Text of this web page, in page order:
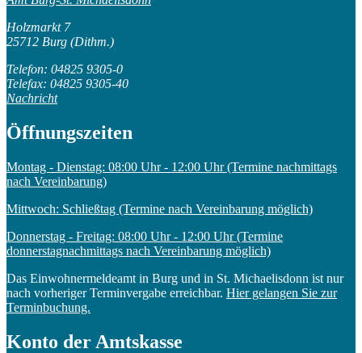
Holzmarkt 7
25712 Burg (Dithm.)
Telefon: 04825 9305-0
Telefax: 04825 9305-40
Nachricht
Öffnungszeiten
Montag - Dienstag: 08:00 Uhr - 12:00 Uhr (Termine nachmittags
nach Vereinbarung)
Mittwoch: Schließtag (Termine nach Vereinbarung möglich)
Donnerstag - Freitag: 08:00 Uhr - 12:00 Uhr (Termine
donnerstagnachmittags nach Vereinbarung möglich)
Das Einwohnermeldeamt in Burg und in St. Michaelisdonn ist nur
nach vorheriger Terminvergabe erreichbar. Hier gelangen Sie zur
Terminbuchung.
Konto der Amtskasse